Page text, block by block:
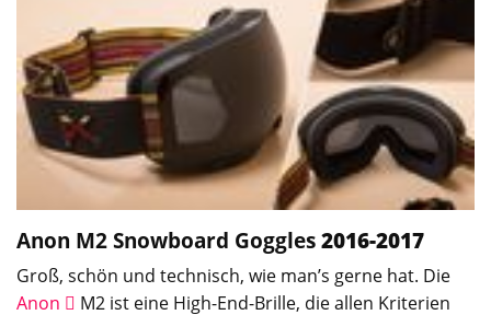
Anon M2Snowboard Goggles2016-2017
Groß, schön und technisch, wie man’s gerne hat. Die
Anon
M2 ist eine High-End-Brille, die allen Kriterien